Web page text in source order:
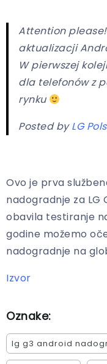
Attention
aktualizacji
W pierwszej
dla telefonów z
rynku
Posted byLG
Ovo je prva
nadogradnje za LG
obavila testiranje
godine možemo
nadogradnje na
Izvor
Oznake:
lg g3 android